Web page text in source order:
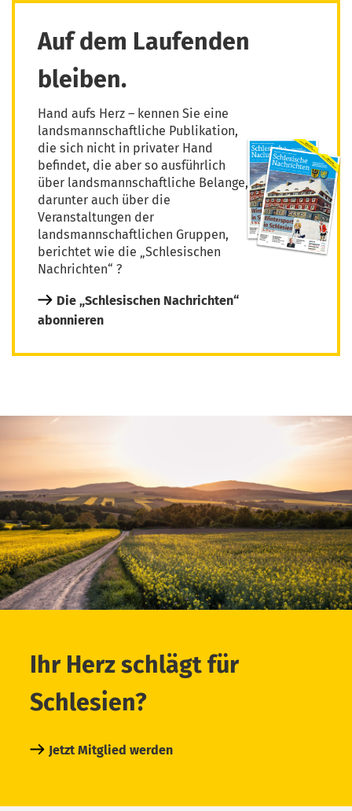
Auf dem Laufenden
bleiben.
Hand aufs Herz – kennen Sie eine
landsmannschaftliche Publikation,
die sich nicht in privater Hand
befindet, die aber so ausführlich
über landsmannschaftliche Belange,
darunter auch über die
Veranstaltungen der
landsmannschaftlichen Gruppen,
berichtet wie die „Schlesischen
Nachrichten“ ?
Die „Schlesischen Nachrichten“
abonnieren
Ihr Herz schlägt für
Schlesien?
Jetzt Mitglied werden